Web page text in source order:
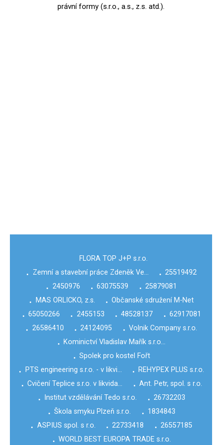
právní formy (s.r.o., a.s., z.s. atd.).
FLORA TOP J+P s.r.o.
• Zemní a stavební práce Zdeněk Ve… • 25519492
• 2450976 • 63075539 • 25879081
•
MAS ORLICKO, z.s. • Občanské sdružení M-Net
• 65050266 • 2455153 • 48528137 • 62917081
• 26586410 • 24124095 • Volnik Company s.r.o.
• Kominictví Vladislav Mařík s.r.o…
• Spolek pro kostel Fořt
•
PTS engineering s.r.o. - v likvi… • REHYPEX PLUS s.r.o.
• Cvičení Teplice s.r.o. v likvida… • Ant. Petr, spol. s r.o.
•
Institut vzdělávání Tedo s.r.o. • 26732203
• Škola smyku Plzeň s.r.o. • 1834843
• ASPIUS spol. s r.o. • 22733418 • 26557185
• WORLD BEST EUROPA TRADE s.r.o.